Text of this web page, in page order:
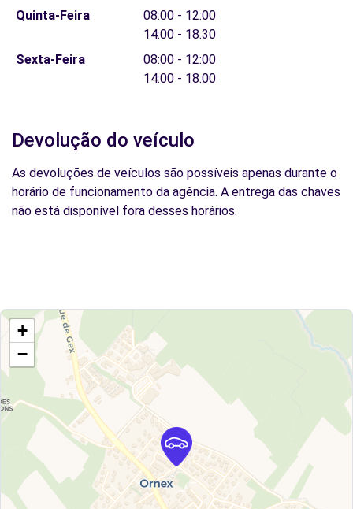
Quinta-Feira
08:00 - 12:00
14:00 - 18:30
Sexta-Feira
08:00 - 12:00
14:00 - 18:00
Devolução do veículo
As devoluções de veículos são possíveis apenas durante o
horário de funcionamento da agência. A entrega das chaves
não está disponível fora desses horários.
+
−